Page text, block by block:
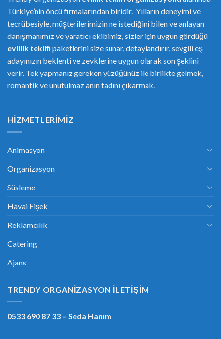
Türkiye’nin öncü firmalarından biridir. Yılların deneyimi ve
tecrübesiyle, müşterilerimizin ne istediğini bilen ve anlayan
danışmanımız ve yaratıcı ekibimiz, sizler için uygun gördüğü
evlilik teklifi paketlerini size sunar, detaylandırır, sevgili eş
adayınızın beklenti ve zevklerine uygun olarak son şeklini
verir. Tek yapmanız gereken yüzüğünüz ile birlikte gelmek,
romantik ve unutulmaz anın tadını çıkarmak.
HIZMETLERIMIZ
Animasyon
Organizasyon
Süsleme
Havai Fişek
Reklamcılık
Catering
Ajans
TRENDY ORGANIZASYON İLETIŞIM
0533 690 87 33 – Seda Hanım